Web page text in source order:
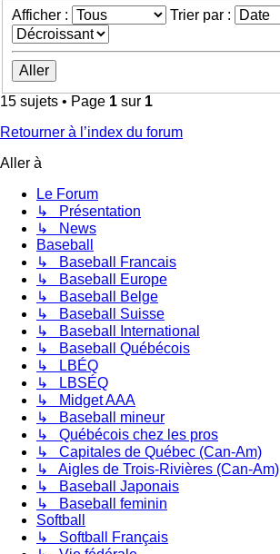
Afficher :
Trier par :
15 sujets • Page 1 sur 1
Retourner à l’index du forum
Aller à
Le Forum
↳ Présentation
↳ News
Baseball
↳ Baseball Francais
↳ Baseball Europe
↳ Baseball Belge
↳ Baseball Suisse
↳ Baseball International
↳ Baseball Québécois
↳ LBÉQ
↳ LBSÉQ
↳ Midget AAA
↳ Baseball mineur
↳ Québécois chez les pros
↳ Capitales de Québec (Can-Am)
↳ Aigles de Trois-Rivières (Can-Am)
↳ Baseball Japonais
↳ Baseball feminin
Softball
↳ Softball Français